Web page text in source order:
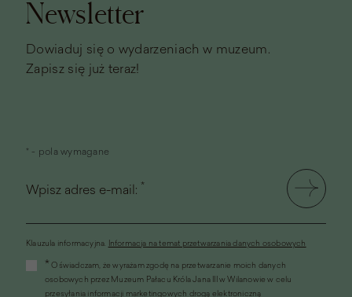
Newsletter
Dowiaduj się o wydarzeniach w muzeum.
Zapisz się już teraz!
* - pola wymagane
Wpisz adres e-mail: *
Klauzula informacyjna. Informacja na temat przetwarzania danych osobowych
otworzy
* Oświadczam, że wyrażam zgodę na przetwarzanie moich danych
osobowych przez Muzeum Pałacu Króla Jana III w Wilanowie w celu
przesyłania informacji marketingowych drogą elektroniczną